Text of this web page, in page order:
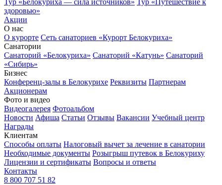
Тур «Белокуриха — сила источников» Тур «Путешествие к
здоровью»
Акции
О нас
О курорте Сеть санаториев «Курорт Белокуриха»
Санатории
Санаторий «Белокуриха» Санаторий «Катунь» Санаторий
«Сибирь»
Бизнес
Конференц-залы в Белокурихе Реквизиты Партнерам
Акционерам
Фото и видео
Видеогалерея Фотоальбом
Новости Афиша Статьи Отзывы Вакансии Учебный центр
Награды
Клиентам
Способы оплаты Налоговый вычет за лечение в санатории
Необходимые документы Розыгрыш путевок в Белокуриху
Лицензии и сертификаты Вопросы и ответы
Контакты
8 800 707 51 82